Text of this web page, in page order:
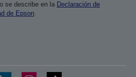
se describe en la Declaración de
de Epson.